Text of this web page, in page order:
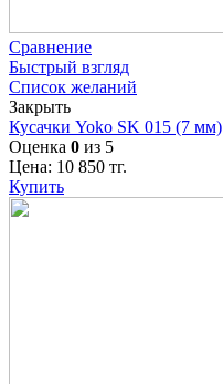
Сравнение
Быстрый взгляд
Список желаний
Закрыть
Кусачки Yoko SK 015 (7 мм)
Оценка 0 из 5
Цена: 10 850 тг.
Купить